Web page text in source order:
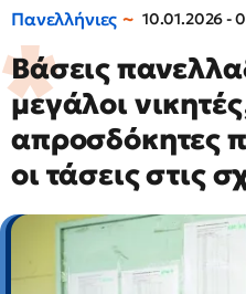
Πανελλήνιες 10.01.2026 -
Βάσεις
μεγάλοι
απροσδόκητες
οι τάσεις στις